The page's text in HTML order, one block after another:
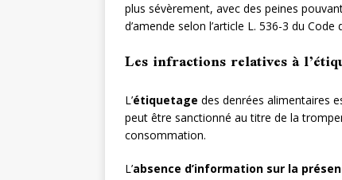
plus sévèrement, avec des peines
d’amende selon l’article L. 536-3 du Code
Les infractions relatives à
L’étiquetage des denrées alimentaires
peut être sanctionné au titre de la
consommation.
L’absence d’information sur la